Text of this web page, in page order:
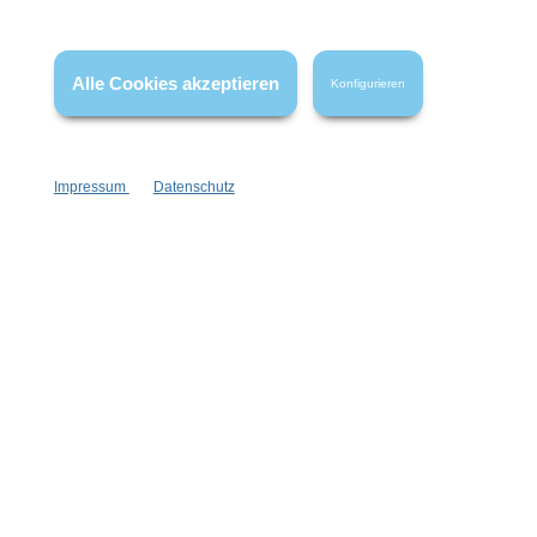
Alle Cookies akzeptieren Konfigurieren
Impressum Datenschutz